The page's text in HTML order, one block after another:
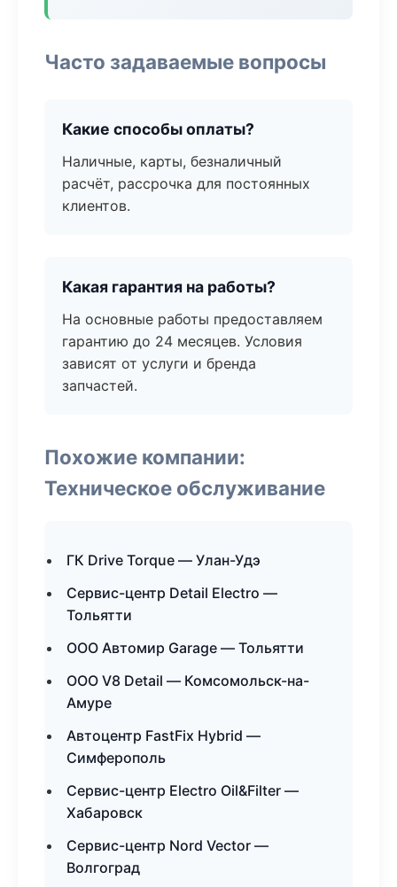
Часто задаваемые вопросы
Какие способы оплаты?
Наличные, карты, безналичный
расчёт, рассрочка для постоянных
клиентов.
Какая гарантия на работы?
На основные работы предоставляем
гарантию до 24 месяцев. Условия
зависят от услуги и бренда
запчастей.
Похожие компании:
Техническое обслуживание
ГК Drive Torque — Улан-Удэ
Сервис-центр Detail Electro —
Тольятти
ООО Автомир Garage — Тольятти
ООО V8 Detail — Комсомольск-на-
Амуре
Автоцентр FastFix Hybrid —
Симферополь
Сервис-центр Electro Oil&Filter —
Хабаровск
Сервис-центр Nord Vector —
Волгоград